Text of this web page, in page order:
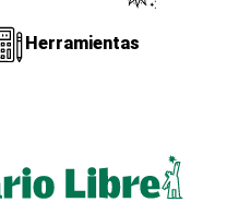
Herramientas